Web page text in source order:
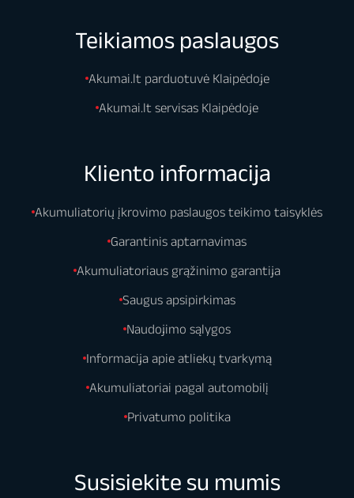
Teikiamos paslaugos
Akumai.lt parduotuvė Klaipėdoje
Akumai.lt servisas Klaipėdoje
Kliento informacija
Akumuliatorių įkrovimo paslaugos teikimo taisyklės
Garantinis aptarnavimas
Akumuliatoriaus grąžinimo garantija
Saugus apsipirkimas
Naudojimo sąlygos
Informacija apie atliekų tvarkymą
Akumuliatoriai pagal automobilį
Privatumo politika
Susisiekite su mumis